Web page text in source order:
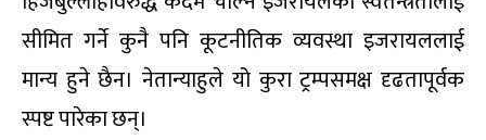
सीमित गर्ने कुनै पनि कूटनीतिक व्यवस्था इजरायललाई
मान्य हुने छैन। नेतान्याहुले यो कुरा ट्रम्पसमक्ष दृढतापूर्वक
स्पष्ट पारेका छन्।